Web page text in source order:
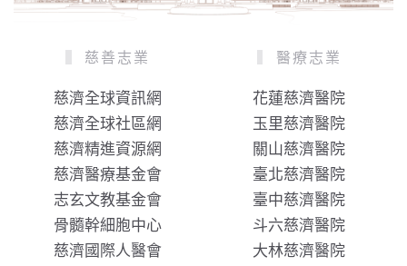
慈善志業
慈濟全球資訊網
慈濟全球社區網
慈濟精進資源網
慈濟醫療基金會
志玄文教基金會
骨髓幹細胞中心
慈濟國際人醫會
醫療志業
花蓮慈濟醫院
玉里慈濟醫院
關山慈濟醫院
臺北慈濟醫院
臺中慈濟醫院
斗六慈濟醫院
大林慈濟醫院